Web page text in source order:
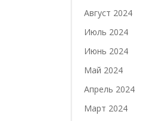
Август 2024
Июль 2024
Июнь 2024
Май 2024
Апрель 2024
Март 2024